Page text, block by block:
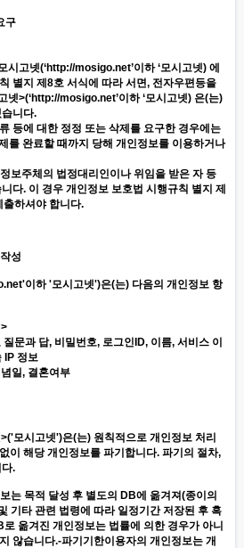
구
시고넷(‘http://mosigo.net’이하 ‘모시고넷) 에
별지 제8호 서식에 따라 서면, 전자우편등을
넷>(‘http://mosigo.net’이하 ‘모시고넷) 은(는)
니다.
등에 대한 정정 또는 삭제를 요구한 경우에는
를 완료할 때까지 당해 개인정보를 이용하거나
보주체의 법정대리인이나 위임을 받은 자 등
다. 이 경우 개인정보 보호법 시행규칙 별지 제
하셔야 합니다.
성
'이하 '모시고넷')은(는) 다음의 개인정보 항
문과 답, 비밀번호, 로그인ID, 이름, 서비스 이
IP 정보
일, 결혼여부
모시고넷')은(는) 원칙적으로 개인정보 처리
이 해당 개인정보를 파기합니다. 파기의 절차,
.
는 목적 달성 후 별도의 DB에 옮겨져(종이의
기타 관련 법령에 따라 일정기간 저장된 후 혹
옮겨진 개인정보는 법률에 의한 경우가 아니
않습니다.-파기기한이용자의 개인정보는 개